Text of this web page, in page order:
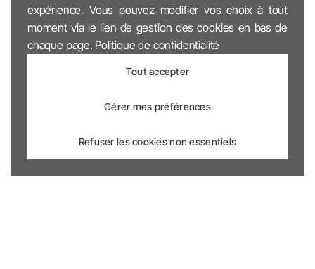
expérience. Vous pouvez modifier vos choix à tout
moment via le lien de gestion des cookies en bas de
chaque page. Politique de confidentialité
Tout accepter
Gérer mes préférences
Refuser les cookies non essentiels